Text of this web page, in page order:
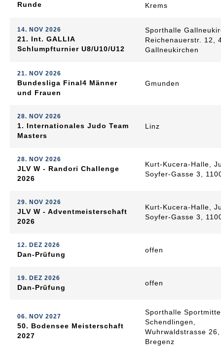
Runde
Krems
14. NOV 2026
21. Int. GALLIA
Schlumpfturnier U8/U10/U12
Sporthalle
Reichenauerstr. 12,
Gallneukirchen
21. NOV 2026
Bundesliga Final4 Männer
und Frauen
Gmunden
28. NOV 2026
1. Internationales Judo Team
Masters
Linz
28. NOV 2026
JLV W - Randori Challenge
2026
Kurt-Kucera-Halle,
Soyfer-Gasse 3,
29. NOV 2026
JLV W - Adventmeisterschaft
2026
Kurt-Kucera-Halle,
Soyfer-Gasse 3,
12. DEZ 2026
Dan-Prüfung
offen
19. DEZ 2026
Dan-Prüfung
offen
06. NOV 2027
50. Bodensee Meisterschaft
2027
Sporthalle
Schendlingen,
Wuhrwaldstrasse
Bregenz